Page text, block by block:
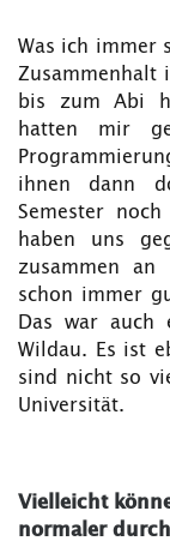
Was ich immer
Zusammenhalt
bis zum Abi
hatten mir
ihnen dann
Semester
haben uns
zusammen
schon immer
Das war auch
Wildau. Es ist
sind nicht so
Universität.
Vielleicht
normaler